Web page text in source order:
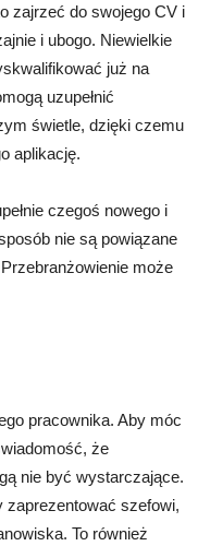
zajrzeć do swojego CV i
i ubogo. Niewielkie
już na
uzupełnić
świetle, dzięki czemu
aplikację.
czegoś nowego i
nie są powiązane
może
pracownika. Aby móc
że
nie być wystarczające.
zaprezentować szefowi,
To również